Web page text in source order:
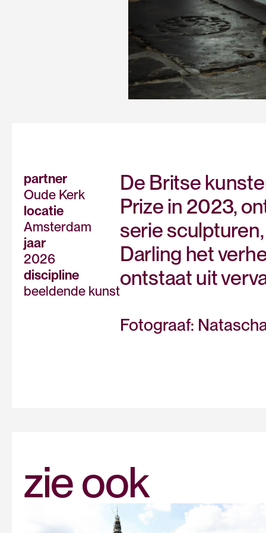
partner
Oude Kerk
locatie
Amsterdam
jaar
2026
discipline
beeldende kunst
De Britse
Prize in 2023,
serie
Darling het
ontstaat uit
Fotograaf:
zie ook